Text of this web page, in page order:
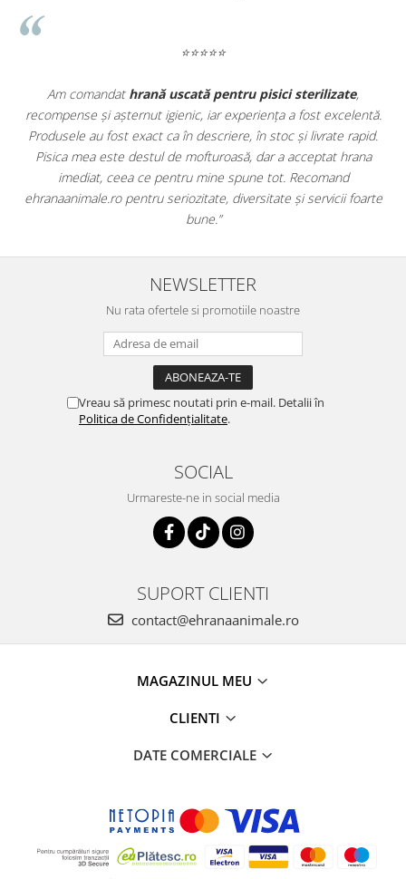
rapid.
foarte
⭐⭐⭐⭐⭐
Apreciez foarte mult faptul că peehranaanimale.ro
doar hrană, ci și produse dinfarmacia veterinară
antiparazitare, suplimente și soluții de îngrijire. Este
comod să pot comanda tot ce am nevoie pentru animalul
dintr-un singur loc. Livrarea a fost rapidă, iar produsele au
originale și în termen. Magazin serios, bine organizat și
pentru orice stăpân de animale.
NEWSLETTER
Nu rata ofertele si promotiile noastre
Vreau să primesc noutati prin e-mail. Detalii în
Politica de Confidențialitate.
SOCIAL
Urmareste-ne in social media
SUPORT CLIENTI
contact@ehranaanimale.ro
MAGAZINUL MEU
CLIENTI
DATE COMERCIALE